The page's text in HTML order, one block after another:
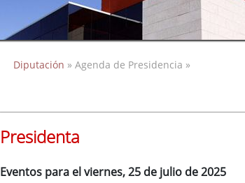
Diputación » Agenda de Presidencia »
Presidenta
Eventos para el viernes, 25 de julio de 2025